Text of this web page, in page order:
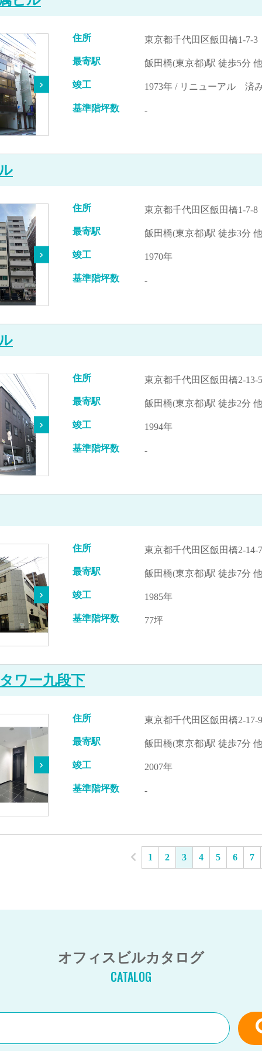
住所 東京都千代田区飯田橋1-7-3
最寄駅 飯田橋(東京都)駅 徒歩5分 他
竣工 1973年 / リニューアル 済
基準階坪数 -
住所 東京都千代田区飯田橋1-7-8
最寄駅 飯田橋(東京都)駅 徒歩3分 他
竣工 1970年
基準階坪数 -
住所 東京都千代田区飯田橋2-13-5
最寄駅 飯田橋(東京都)駅 徒歩2分 他
竣工 1994年
基準階坪数 -
住所 東京都千代田区飯田橋2-14-7
最寄駅 飯田橋(東京都)駅 徒歩7分 他
竣工 1985年
基準階坪数 77坪
ワー九段下
住所 東京都千代田区飯田橋2-17-9
最寄駅 飯田橋(東京都)駅 徒歩7分 他
竣工 2007年
基準階坪数 -
1 2 3 4 5 6 7
オフィスビルカタログ
CATALOG